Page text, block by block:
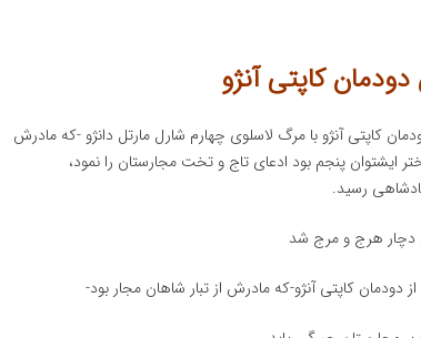
کاپتی آنژو
کاپتی آنژو با مرگ لاسلوی چهارم شارل مارتل دانژو -که مادرش
ایشتوان پنجم بود ادعای تاج و تخت مجارستان را نمود،
رسید.
دچار هرج و مرج شد
دودمان کاپتی آنژو-که مادرش از تبار شاهان مجار بود-